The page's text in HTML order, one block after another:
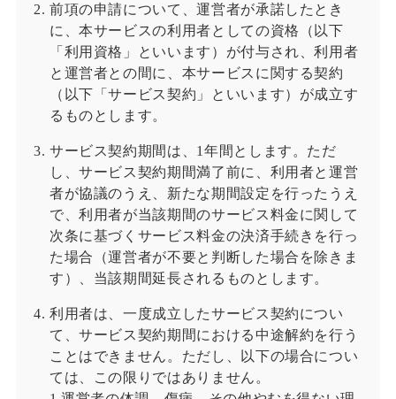
前項の申請について、運営者が承諾したとき
に、本サービスの利用者としての資格（以下
「利用資格」といいます）が付与され、利用者
と運営者との間に、本サービスに関する契約
（以下「サービス契約」といいます）が成立す
るものとします。
サービス契約期間は、1年間とします。ただ
し、サービス契約期間満了前に、利用者と運営
者が協議のうえ、新たな期間設定を行ったうえ
で、利用者が当該期間のサービス料金に関して
次条に基づくサービス料金の決済手続きを行っ
た場合（運営者が不要と判断した場合を除きま
す）、当該期間延長されるものとします。
利用者は、一度成立したサービス契約につい
て、サービス契約期間における中途解約を行う
ことはできません。ただし、以下の場合につい
ては、この限りではありません。